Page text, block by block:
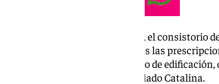
Con la revisión de los proyectos, el consistorio
comprobará que «cumplan todos las
parcelas, de condiciones de uso o de
requiere en cada caso», ha detallado Catalina.